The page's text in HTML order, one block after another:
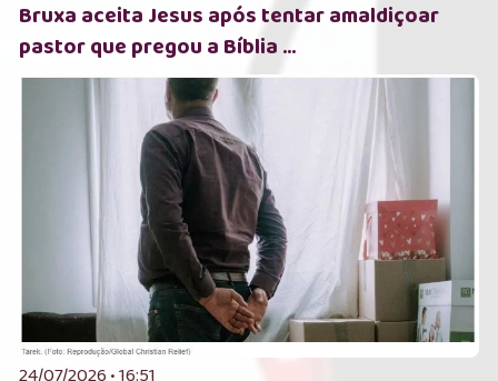
Bruxa aceita Jesus após tentar amaldiçoar
pastor que pregou a Bíblia ...